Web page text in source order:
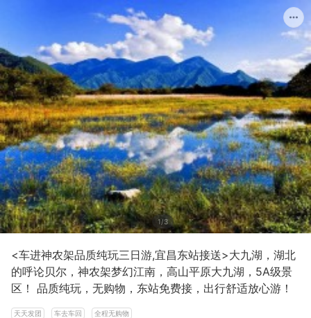
1/3
<车进神农架品质纯玩三日游,宜昌东站接送>大九湖，湖北
的呼论贝尔，神农架梦幻江南，高山平原大九湖，5A级景
区！ 品质纯玩，无购物，东站免费接，出行舒适放心游！
天天发团 车去车回 全程无购物